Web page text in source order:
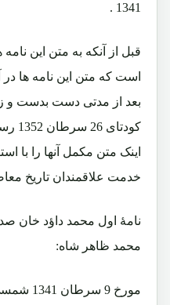
1341 .
قبل از آنکه به متن این نامه
است که متن این نامه ها
بعد از مدتی دست بدست و
اینک متن مکمل آنها را با
خدمت علاقمندان تاریخ
نامۀ اول محمد داؤد خان
محمد ظاهر شاه:
مورخ 9 سرطان 1341 شمسی (30 جون 1962)